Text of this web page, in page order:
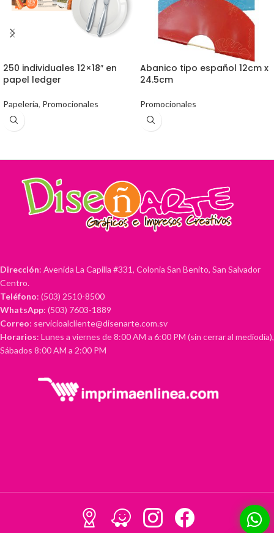
250 individuales 12×18″ en
papel ledger
Papelería, Promocionales
Abanico tipo español 12cm x
24.5cm
Promocionales
Dirección: Avenida La Capilla #331, Colonia San Benito, San Salvador
Centro.
Teléfono: (503) 2510-8500
WhatsApp: (503) 7603-1889
Correo: servicioalcliente@disenarte.com.sv
Horarios: Lunes a viernes de 8:00 AM a 6:00 PM (sin cerrar al mediodía),
Sábados 8:00 AM a 2:00 PM